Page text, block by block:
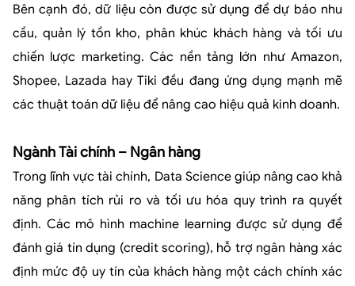
Bên cạnh đó, dữ liệu còn được sử dụng để dự báo nhu
cầu, quản lý tồn kho, phân khúc khách hàng và tối ưu
chiến lược marketing. Các nền tảng lớn như Amazon,
Shopee, Lazada hay Tiki đều đang ứng dụng mạnh mẽ
các thuật toán dữ liệu để nâng cao hiệu quả kinh doanh.
Ngành Tài chính – Ngân hàng
Trong lĩnh vực tài chính, Data Science giúp nâng cao khả
năng phân tích rủi ro và tối ưu hóa quy trình ra quyết
định. Các mô hình machine learning được sử dụng để
đánh giá tín dụng (credit scoring), hỗ trợ ngân hàng xác
định mức độ uy tín của khách hàng một cách chính xác